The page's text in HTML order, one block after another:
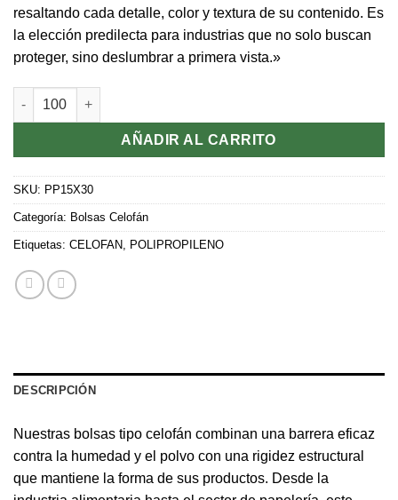
resaltando cada detalle, color y textura de su contenido. Es
la elección predilecta para industrias que no solo buscan
proteger, sino deslumbrar a primera vista.»
CELOFAN "15x30" cantidad
AÑADIR AL CARRITO
SKU: PP15X30
Categoría: Bolsas Celofán
Etiquetas: CELOFAN POLIPROPILENO
DESCRIPCIÓN
Nuestras bolsas tipo celofán combinan una barrera eficaz
contra la humedad y el polvo con una rigidez estructural
que mantiene la forma de sus productos. Desde la